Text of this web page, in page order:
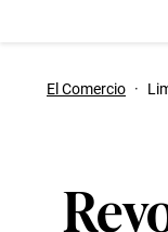
El Comercio ·